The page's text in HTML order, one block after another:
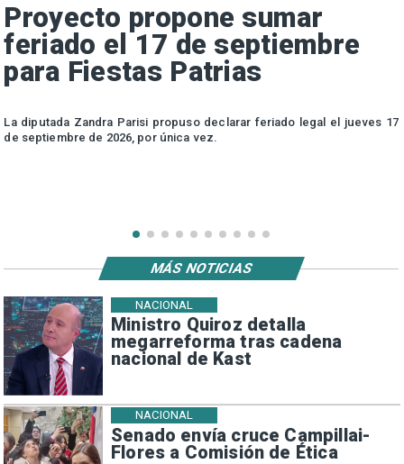
Proyecto propone sumar
feriado el 17 de septiembre
para Fiestas Patrias
La diputada Zandra Parisi propuso declarar feriado legal el jueves 17
de septiembre de 2026, por única vez.
Ministro Quiroz detalla
megarreforma tras cadena
nacional de Kast
NACIONAL
Senado envía cruce Campillai-
Flores a Comisión de Ética
NACIONAL
MÁS NOTICIAS